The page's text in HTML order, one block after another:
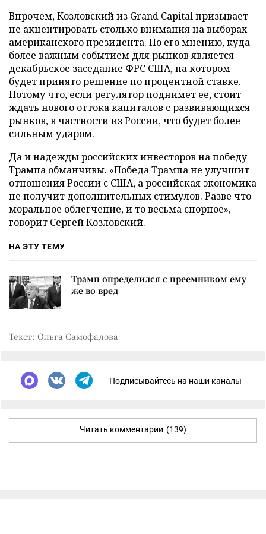
Впрочем, Козловский из Grand Capital призывает
не акцентировать столько внимания на выборах
американского президента. По его мнению, куда
более важным событием для рынков является
декабрьское заседание ФРС США, на котором
будет принято решение по процентной ставке.
Потому что, если регулятор поднимет ее, стоит
ждать нового оттока капиталов с развивающихся
рынков, в частности из России, что будет более
сильным ударом.
Да и надежды российских инвесторов на победу
Трампа обманчивы. «Победа Трампа не улучшит
отношения России с США, а российская экономика
не получит дополнительных стимулов. Разве что
моральное облегчение, и то весьма спорное», –
говорит Сергей Козловский.
НА ЭТУ ТЕМУ
Трамп определился с преемником ему
же во вред
Текст: Ольга Самофалова
Подписывайтесь на наши каналы
Читать комментарии (139)